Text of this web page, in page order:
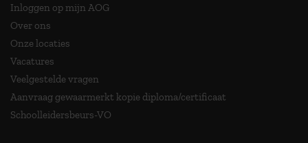
Inloggen op mijn AOG
Over ons
Onze locaties
Vacatures
Veelgestelde vragen
Aanvraag gewaarmerkt kopie diploma/certificaat
Schoolleidersbeurs-VO